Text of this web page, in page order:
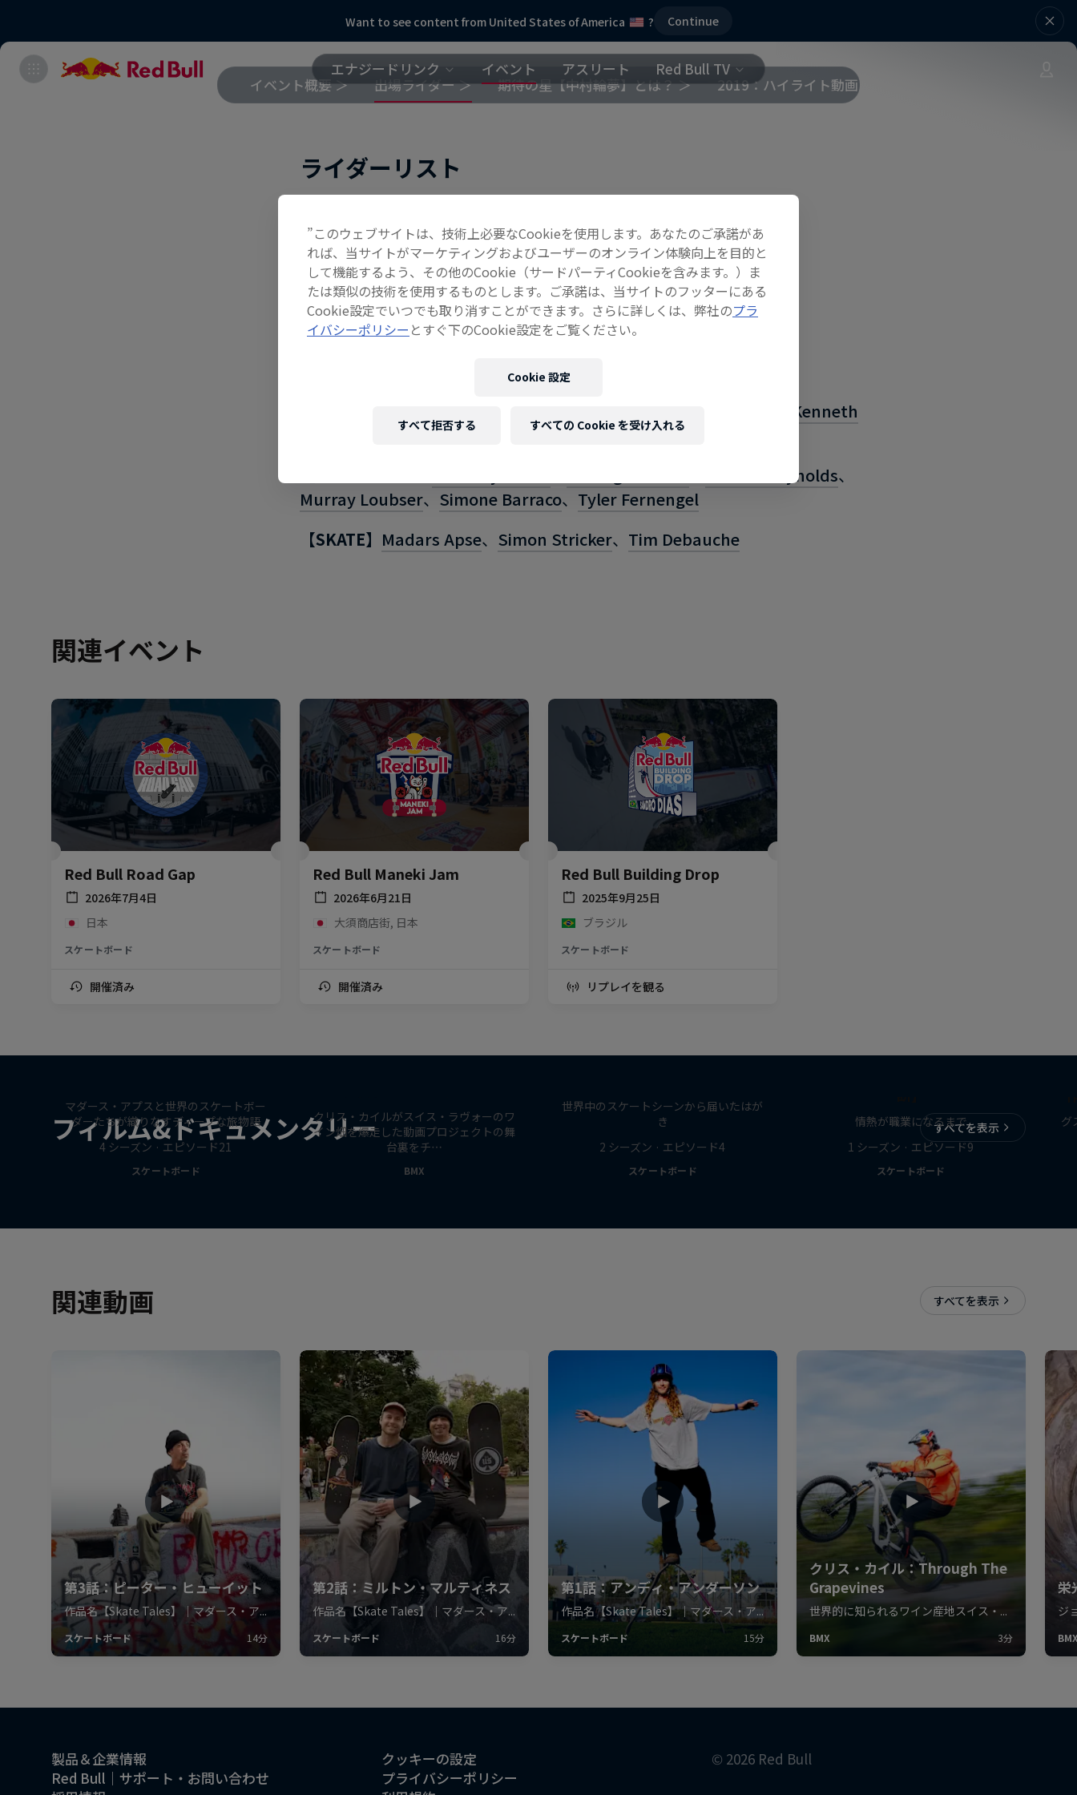
Want to see content from United States of America ? Continue
エナジードリンク イベント アスリート
Red Bull TV
イベント概要 ＞
出場ライダー ＞ 期待の星【中村輪夢】とは？ ＞ 2019：ハイライト動画 ＞
ライダーリスト
👉BMX STREET
👉SKATE
👉Womens BMX
▼参加予定のレッドブル・アスリート
Kenneth
Kostya Andreev Marin Rantes、Paul Tholen
Garrett Reynolds、
Murray Loubser、 Simone Barraco、 Tyler Fernengel
【SKATE】 Madars Apse、 Simon Stricker、 Tim Debauche
関連イベント
Red Bull Road Gap
2026年7月4日
日本
スケートボード
開催済み
Red Bull Maneki Jam
2026年6月21日
大須商店街, 日本
スケートボード
開催済み
Red Bull Building Drop
2025年9月25日
ブラジル
スケートボード
リプレイを観る
フィルム&ドキュメンタリー すべてを表示
マダース・アプスと世界のスケートボー
ダーたちが織りなすディープな旅物語
4 シーズン · エピソード21
スケートボード
クリス・カイルがスイス・ラヴォーのワ
イン畑を爆走した動画プロジェクトの舞
台裏をチ…
BMX
世界中のスケートシーンから届いたはが
き
2 シーズン · エピソード4
スケートボード
情熱が職業になるまで
1 シーズン · エピソード9
スケートボード
グ
関連動画 すべてを表示
”このウェブサイトは、技術上必要なCookieを使用します。あなたのご承諾があ
れば、当サイトがマーケティングおよびユーザーのオンライン体験向上を目的と
して機能するよう、その他のCookie（サードパーティCookieを含みます。）ま
たは類似の技術を使用するものとします。ご承諾は、当サイトのフッターにある
Cookie設定でいつでも取り消すことができます。さらに詳しくは、弊社のプラ
イバシーポリシー とすぐ下のCookie設定をご覧ください。
Cookie 設定
すべて拒否する すべての Cookie を受け入れる